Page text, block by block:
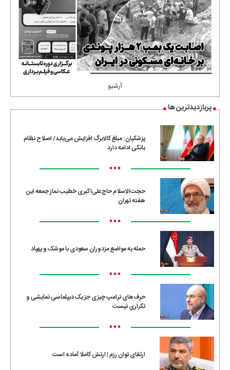
آرشیو
پربازدیدترین ها
پزشکیان: مبلغ کالابرگ افزایش می‌یابد/ اصلاح نظام
بانکی ادامه دارد
•••
حجت‌الاسلام حاج‌علی‌اکبری خطیب نماز جمعه این
هفته تهران
•••
حمله به مواضع مزدوران سعودی با موشک و پهپاد
•••
حرف‌های ترامپ چیزی جز یک دیپلماسی نمایشی و
تکراری نیست
•••
ارتقای توان رزم | ارتش کاملا آماده است